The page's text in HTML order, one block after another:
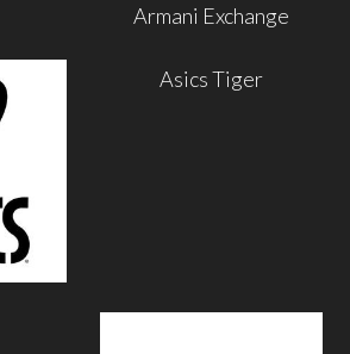
Armani Exchange
Asics Tiger